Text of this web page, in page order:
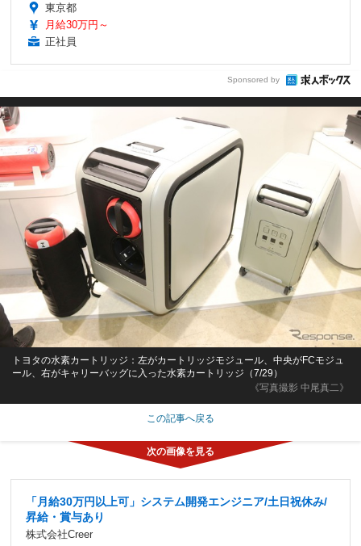
東京都
月給30万円～
正社員
Sponsored by
《写真撮影 中尾真二》
トヨタの水素カートリッジ：左がカートリッジモジュール、中央がFCモジュ
ール、右がキャリーバッグに入った水素カートリッジ（7/29）
この記事へ戻る
「月給30万円以上可」システム開発エンジニア/土日祝休み/
昇給・賞与あり
株式会社Creer